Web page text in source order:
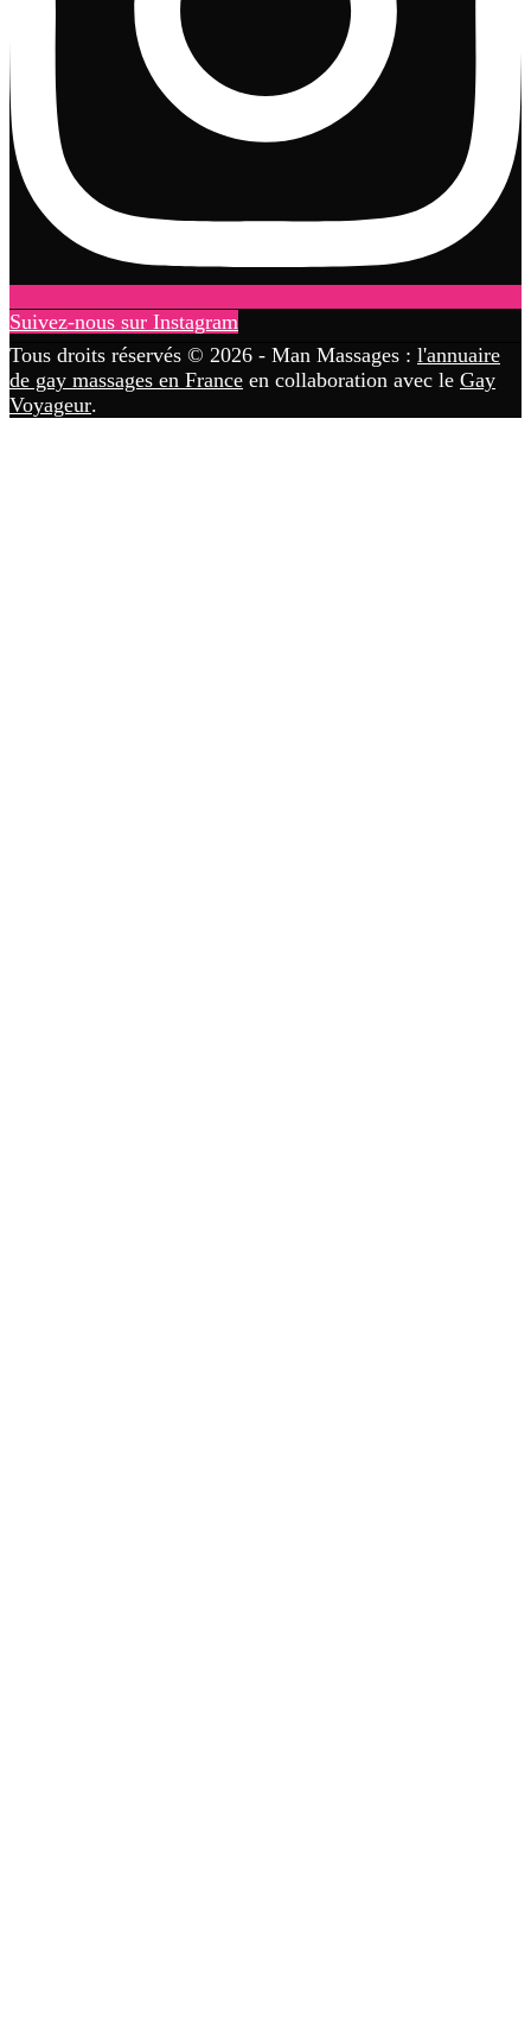
Suivez-nous sur Instagram
Tous droits réservés © 2026 - Man Massages : l'annuaire
de gay massages en France en collaboration avec le Gay
Voyageur.